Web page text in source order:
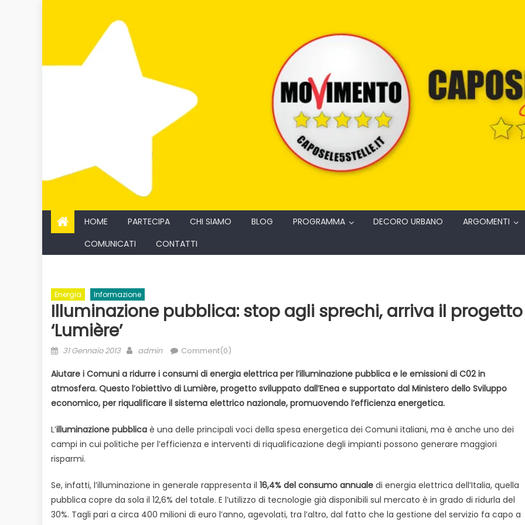
HOME PARTECIPA CHI SIAMO BLOG PROGRAMMA DECORO URBANO ARGOMENTI
COMUNICATI
CONTATTI
Energia Informazione
Illuminazione pubblica: stop agli sprechi, arriva il progetto
‘Lumière’
Posted
31 Gennaio 2013 Author
admin Comment(0)
Aiutare i Comuni a ridurre i consumi di energia elettrica per l’illuminazione pubblica e le emissioni di C02 in
atmosfera. Questo l’obiettivo di Lumière, progetto sviluppato dall’Enea e supportato dal Ministero dello Sviluppo
economico, per riqualificare il sistema elettrico nazionale, promuovendo l’efficienza energetica.
L’illuminazione pubblica è una delle principali voci della spesa energetica dei Comuni italiani, ma è anche uno dei
campi in cui politiche per l’efficienza e interventi di riqualificazione degli impianti possono generare maggiori
risparmi.
Se, infatti, l’illuminazione in generale rappresenta il 16,4% del consumo annuale di energia elettrica dell’Italia, quella
pubblica copre da sola il 12,6% del totale. E l’utilizzo di tecnologie già disponibili sul mercato è in grado di ridurla del
30%. Tagli pari a circa 400 milioni di euro l’anno, agevolati, tra l’altro, dal fatto che la gestione del servizio fa capo a
Evidenza Informazione News
alle urne
Ecologia Evidenza Informazione
Duro attacco al biologico italiano
Evidenza Informazione
democratici di Caposele